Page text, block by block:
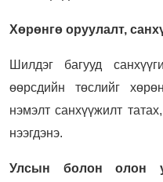
Хөрөнгө оруулалт,
Шилдэг багууд
өөрсдийн төслийг
нэмэлт санхүүжилт
нээгдэнэ.
Улсын болон олон